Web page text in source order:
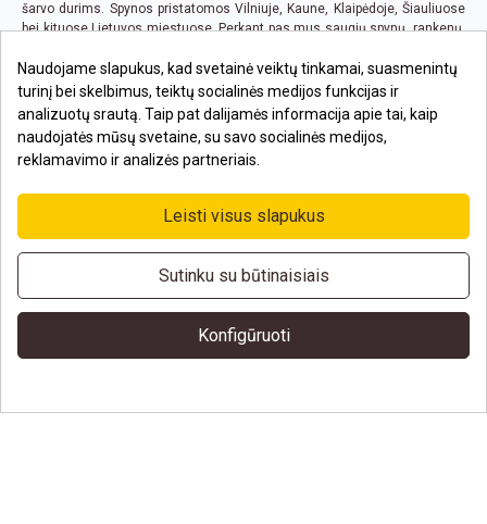
šarvo durims. Spynos pristatomos Vilniuje, Kaune, Klaipėdoje, Šiauliuose
bei kituose Lietuvos miestuose. Perkant pas mus saugių spynų, rankenų,
Jūsų būsto ar biuro yra nemokamas visoje Lietuvoje.
Naudojame slapukus, kad svetainė veiktų tinkamai, suasmenintų
turinį bei skelbimus, teiktų socialinės medijos funkcijas ir
analizuotų srautą. Taip pat dalijamės informacija apie tai, kaip
naudojatės mūsų svetaine, su savo socialinės medijos,
reklamavimo ir analizės partneriais.
Leisti visus slapukus
Sutinku su būtinaisiais
Konfigūruoti